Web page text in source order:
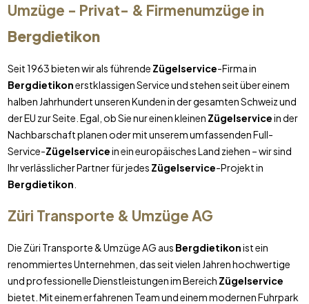
Umzüge - Privat- & Firmenumzüge in
Bergdietikon
Seit 1963 bieten wir als führende Zügelservice-Firma in
Bergdietikonerstklassigen Service und stehen seit über einem
halben Jahrhundert unseren Kunden in der gesamten Schweiz und
der EU zur Seite. Egal, ob Sie nur einen kleinen Zügelservicein der
Nachbarschaft planen oder mit unserem umfassenden Full-
Service-Zügelservicein ein europäisches Land ziehen – wir sind
Ihr verlässlicher Partner für jedes Zügelservice-Projekt in
Bergdietikon
Züri Transporte & Umzüge AG
Die Züri Transporte & Umzüge AG aus Bergdietikonist ein
renommiertes Unternehmen, das seit vielen Jahren hochwertige
und professionelle Dienstleistungen im Bereich Zügelservice
bietet. Mit einem erfahrenen Team und einem modernen Fuhrpark